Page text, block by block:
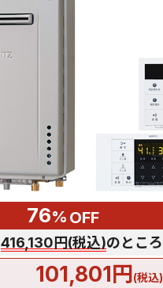
76% OFF
416,130円(税込)のところ
101,801円(税込)